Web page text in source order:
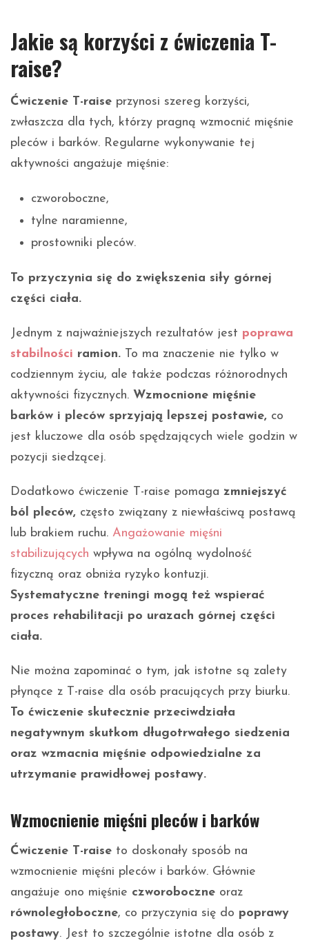
Jakie są korzyści z ćwiczenia T-
raise?
Ćwiczenie T-raise przynosi szereg korzyści,
zwłaszcza dla tych, którzy pragną wzmocnić mięśnie
pleców i barków. Regularne wykonywanie tej
aktywności angażuje mięśnie:
czworoboczne,
tylne naramienne,
prostowniki pleców.
To przyczynia się do zwiększenia siły górnej
części ciała.
Jednym z najważniejszych rezultatów jest poprawa
stabilności ramion. To ma znaczenie nie tylko w
codziennym życiu, ale także podczas różnorodnych
aktywności fizycznych. Wzmocnione mięśnie
barków i pleców sprzyjają lepszej postawie, co
jest kluczowe dla osób spędzających wiele godzin w
pozycji siedzącej.
Dodatkowo ćwiczenie T-raise pomaga zmniejszyć
ból pleców, często związany z niewłaściwą postawą
lub brakiem ruchu. Angażowanie mięśni
stabilizujących wpływa na ogólną wydolność
fizyczną oraz obniża ryzyko kontuzji.
Systematyczne treningi mogą też wspierać
proces rehabilitacji po urazach górnej części
ciała.
Nie można zapominać o tym, jak istotne są zalety
płynące z T-raise dla osób pracujących przy biurku.
To ćwiczenie skutecznie przeciwdziała
negatywnym skutkom długotrwałego siedzenia
oraz wzmacnia mięśnie odpowiedzialne za
utrzymanie prawidłowej postawy.
Wzmocnienie mięśni pleców i barków
Ćwiczenie T-raise to doskonały sposób na
wzmocnienie mięśni pleców i barków. Głównie
angażuje ono mięśnie czworoboczne oraz
równoległoboczne, co przyczynia się do poprawy
postawy. Jest to szczególnie istotne dla osób z